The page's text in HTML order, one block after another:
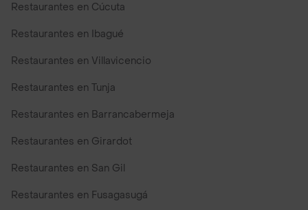
Restaurantes en Cúcuta
Restaurantes en Ibagué
Restaurantes en Villavicencio
Restaurantes en Tunja
Restaurantes en Barrancabermeja
Restaurantes en Girardot
Restaurantes en San Gil
Restaurantes en Fusagasugá